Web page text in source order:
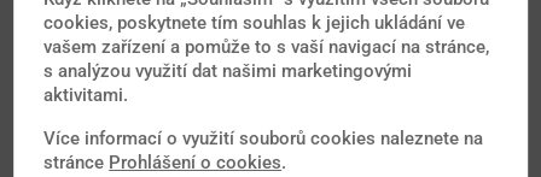
riziko nákazy spalniček? Máme...
Dobrý den, pokud letíte
pravidelnou linkou, kde budou v
letadle a na letišti stovky osob z...
Dobrý den, v prosinci s rodinou
odlítám do Dominikánské
cookies, poskytnete tím souhlas k jejich ukládání ve
vašem zařízení a pomůže to s vaší navigací na stránce,
s analýzou využití dat našimi marketingovými
aktivitami.
Více informací o využití souborů cookies naleznete na
stránce Prohlášení o cookies.